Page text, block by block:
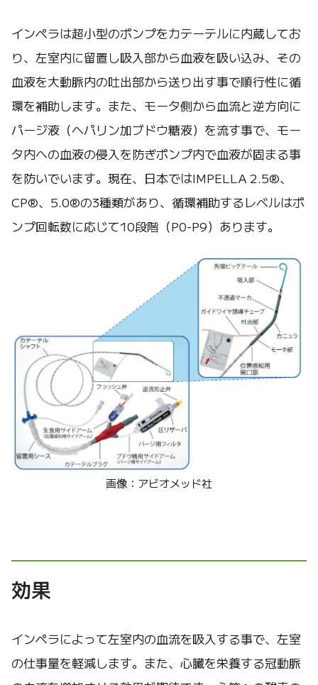
インペラは超小型のポンプをカテーテルに内蔵してお
り、左室内に留置し吸入部から血液を吸い込み、その
血液を大動脈内の吐出部から送り出す事で順行性に循
環を補助します。また、モータ側から血流と逆方向に
パージ液（ヘパリン加ブドウ糖液）を流す事で、モー
タ内への血液の侵入を防ぎポンプ内で血液が固まる事
を防いでいます。現在、日本ではIMPELLA 2.5®、
CP®、5.0®の3種類があり、循環補助するレベルはポ
ンプ回転数に応じて10段階（P0-P9）あります。
画像：アビオメッド社
効果
インペラによって左室内の血流を吸入する事で、左室
の仕事量を軽減します。また、心臓を栄養する冠動脈